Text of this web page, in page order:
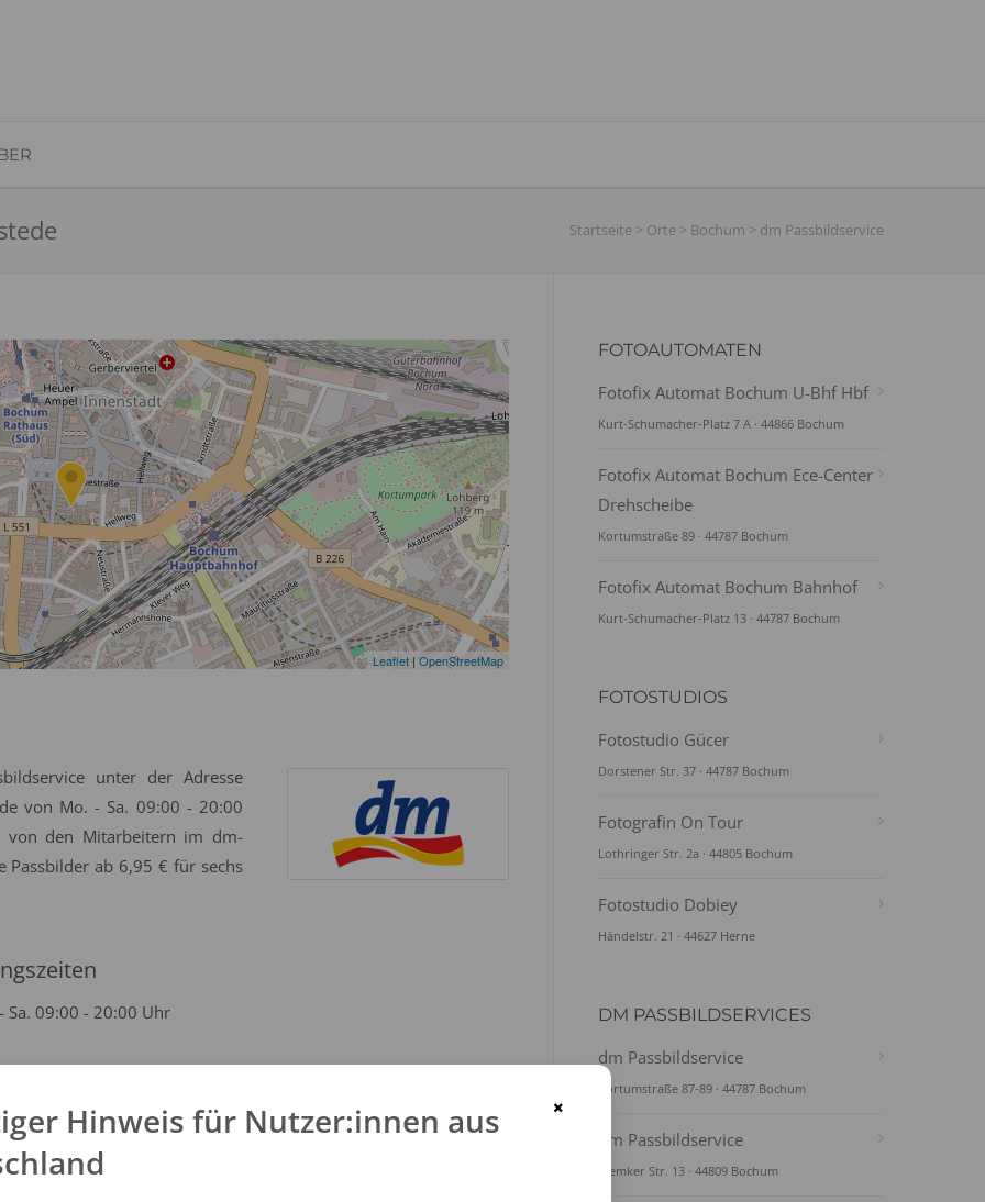
Startseite > Orte > Bochum > dm Passbildservice
Leaflet | OpenStreetMap
unter der Adresse
von Mo. - Sa. 09:00 - 20:00
von den Mitarbeitern im dm-
ab 6,95 € für sechs
Sa. 09:00 - 20:00 Uhr
- 2399103
FOTOAUTOMATEN
Fotofix Automat Bochum U-Bhf Hbf
Kurt-Schumacher-Platz 7 A · 44866 Bochum
Fotofix Automat Bochum Ece-Center
Drehscheibe
Kortumstraße 89 · 44787 Bochum
Fotofix Automat Bochum Bahnhof
Kurt-Schumacher-Platz 13 · 44787 Bochum
FOTOSTUDIOS
Fotostudio Gücer
Dorstener Str. 37 · 44787 Bochum
Fotografin On Tour
Lothringer Str. 2a · 44805 Bochum
Fotostudio Dobiey
Händelstr. 21 · 44627 Herne
DM PASSBILDSERVICES
dm Passbildservice
Kortumstraße 87-89 · 44787 Bochum
dm Passbildservice
Riemker Str. 13 · 44809 Bochum
×
Hinweis für Nutzer:innen aus